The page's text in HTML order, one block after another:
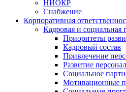
НИОКР
Снабжение
Корпоративная
Кадровая и социальная
Приоритеты
Кадровый состав
Привлечение
Развитие
Социальное
Мотивационные